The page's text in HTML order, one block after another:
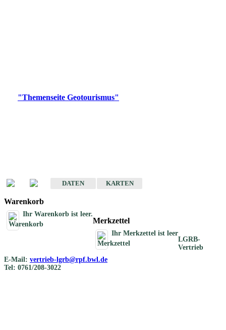
"Themenseite Geotourismus"
DATEN
KARTEN
Warenkorb
Ihr Warenkorb ist leer.
Merkzettel
Ihr Merkzettel ist leer
LGRB-
Vertrieb
E-Mail: vertrieb-lgrb@rpf.bwl.de
Tel: 0761/208-3022